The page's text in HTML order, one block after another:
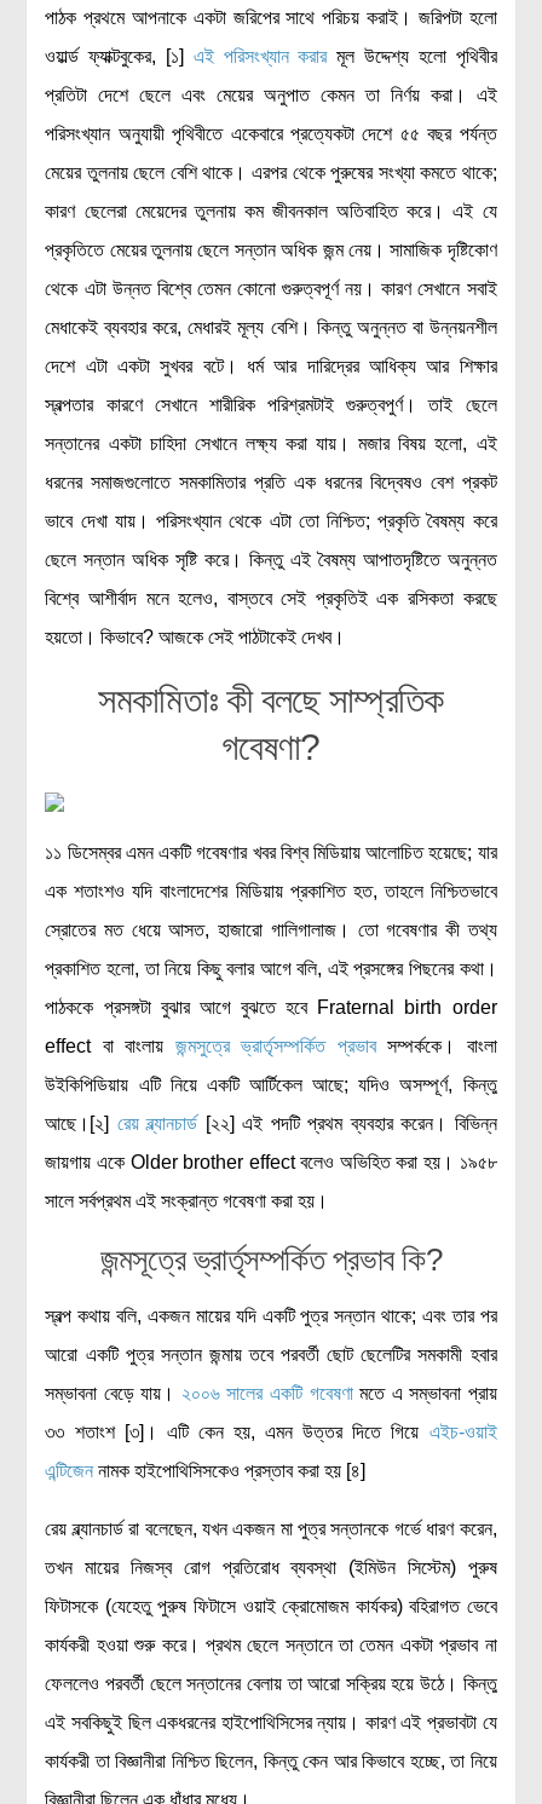
রসায়ন বিজ্ঞান
গণিত
পরিবেশ বিজ্ঞান
প্রকৃতি
প্রাকৃতিক দুর্যোগ
জলবায়ু পরিবর্তন
পরিবেশ দূষণ
কম্পিউটার সায়েন্স
ইলেকট্রিক্যাল ইঞ্জিনিয়ারিং
জেনেটিক ইঞ্জিনিয়ারিং
বায়োটেকনোলজি
দৈনন্দিন জীবনে বিজ্ঞানের প্রয়োগ
আমাদের সৌরজগৎ
নৃবিজ্ঞান
সমাজতত্ত্ব
বিজ্ঞানীদের কথা
কার্ল সেগান
বিশেষ পাতা
প্রশ্নমালা
লেখকদের আঙিনা
প্রবেশ
নিবন্ধন
আপনার প্রোফাইল
বিজ্ঞানযাত্রায় লেখা জমা দেয়ার নির্দেশনাসমূহ
তথ্য ও যোগাযোগ
বিজ্ঞানযাত্রা ম্যাগাজিন
বিজ্ঞানযাত্রা সংবাদ/বিজ্ঞপ্তি
লক্ষ্য ও উদ্দেশ্য
যোগাযোগ
বৈজ্ঞানিক কল্পকাহিনী
লজিক এবং ফ্যালাসি
রিভিউ (বই/মুভি/সিরিজ)
পাঠক প্রথমে আপনাকে একটা জরিপের সাথে পরিচয় করাই। জরিপটা হলো
ওয়ার্ল্ড ফ্যাক্টবুকের, [১] এই পরিসংখ্যান করারমূল উদ্দেশ্য হলো পৃথিবীর
প্রতিটা দেশে ছেলে এবং মেয়ের অনুপাত কেমন তা নির্ণয় করা। এই
পরিসংখ্যান অনুযায়ী পৃথিবীতে একেবারে প্রত্যেকটা দেশে ৫৫ বছর পর্যন্ত
মেয়ের তুলনায় ছেলে বেশি থাকে। এরপর থেকে পুরুষের সংখ্যা কমতে থাকে;
কারণ ছেলেরা মেয়েদের তুলনায় কম জীবনকাল অতিবাহিত করে। এই যে
প্রকৃতিতে মেয়ের তুলনায় ছেলে সন্তান অধিক জন্ম নেয়। সামাজিক দৃষ্টিকোণ
থেকে এটা উন্নত বিশ্বে তেমন কোনো গুরুত্বপূর্ণ নয়। কারণ সেখানে সবাই
মেধাকেই ব্যবহার করে, মেধারই মূল্য বেশি। কিন্তু অনুন্নত বা উন্নয়নশীল
দেশে এটা একটা সুখবর বটে। ধর্ম আর দারিদ্রের আধিক্য আর শিক্ষার
স্বল্পতার কারণে সেখানে শারীরিক পরিশ্রমটাই গুরুত্বপুর্ণ। তাই ছেলে
সন্তানের একটা চাহিদা সেখানে লক্ষ্য করা যায়। মজার বিষয় হলো, এই
ধরনের সমাজগুলোতে সমকামিতার প্রতি এক ধরনের বিদ্বেষও বেশ প্রকট
ভাবে দেখা যায়। পরিসংখ্যান থেকে এটা তো নিশ্চিত; প্রকৃতি বৈষম্য করে
ছেলে সন্তান অধিক সৃষ্টি করে। কিন্তু এই বৈষম্য আপাতদৃষ্টিতে অনুন্নত
বিশ্বে আশীর্বাদ মনে হলেও, বাস্তবে সেই প্রকৃতিই এক রসিকতা করছে
হয়তো। কিভাবে? আজকে সেই পাঠটাকেই দেখব।
সমকামিতাঃ কী বলছে সাম্প্রতিক
গবেষণা?
১১ ডিসেম্বর এমন একটি গবেষণার খবর বিশ্ব মিডিয়ায় আলোচিত হয়েছে; যার
এক শতাংশও যদি বাংলাদেশের মিডিয়ায় প্রকাশিত হত, তাহলে নিশ্চিতভাবে
স্রোতের মত ধেয়ে আসত, হাজারো গালিগালাজ। তো গবেষণার কী তথ্য
প্রকাশিত হলো, তা নিয়ে কিছু বলার আগে বলি, এই প্রসঙ্গের পিছনের কথা।
পাঠককে প্রসঙ্গটা বুঝার আগে বুঝতে হবে Fraternal birth order
effect বা বাংলায় জন্মসুত্রে ভ্রার্তৃসম্পর্কিত প্রভাবসম্পর্ককে। বাংলা
উইকিপিডিয়ায় এটি নিয়ে একটি আর্টিকেল আছে; যদিও অসম্পূর্ণ, কিন্তু
আছে।[২] রেয় ব্ল্যানচার্ড [২২] এই পদটি প্রথম ব্যবহার করেন। বিভিন্ন
জায়গায় একে Older brother effectবলেও অভিহিত করা হয়। ১৯৫৮
সালে সর্বপ্রথম এই সংক্রান্ত গবেষণা করা হয়।
জন্মসূত্রে ভ্রার্তৃসম্পর্কিত প্রভাব কি?
স্বল্প কথায় বলি, একজন মায়ের যদি একটি পুত্র সন্তান থাকে; এবং তার পর
আরো একটি পুত্র সন্তান জন্মায় তবে পরবর্তী ছোট ছেলেটির সমকামী হবার
সম্ভাবনা বেড়ে যায়। ২০০৬ সালের একটি গবেষণামতে এ সম্ভাবনা প্রায়
৩৩ শতাংশ [৩]। এটি কেন হয়, এমন উত্তর দিতে গিয়ে এইচ-ওয়াই
এন্টিজেন নামক হাইপোথিসিসকেও প্রস্তাব করা হয় [৪]
রেয় ব্ল্যানচার্ড রা বলেছেন, যখন একজন মা পুত্র সন্তানকে গর্ভে ধারণ করেন,
তখন মায়ের নিজস্ব রোগ প্রতিরোধ ব্যবস্থা (ইমিউন সিস্টেম) পুরুষ
ফিটাসকে (যেহেতু পুরুষ ফিটাসে ওয়াই ক্রোমোজম কার্যকর) বহিরাগত ভেবে
কার্যকরী হওয়া শুরু করে। প্রথম ছেলে সন্তানে তা তেমন একটা প্রভাব না
ফেললেও পরবর্তী ছেলে সন্তানের বেলায় তা আরো সক্রিয় হয়ে উঠে। কিন্তু
এই সবকিছুই ছিল একধরনের হাইপোথিসিসের ন্যায়। কারণ এই প্রভাবটা যে
কার্যকরী তা বিজ্ঞানীরা নিশ্চিত ছিলেন, কিন্তু কেন আর কিভাবে হচ্ছে, তা নিয়ে
বিজ্ঞানীরা ছিলেন এক ধাঁধার মধ্যে।